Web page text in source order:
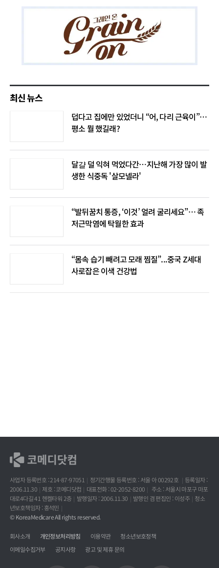
최신 뉴스
덥다고 집에만 있었더니 “어, 다리 근육이”…
평소 뭘 했길래?
달걀 덜 익혀 먹었다간…지난해 가장 많이 발
생한 식중독 '살모넬라'
“발뒤꿈치 통증, ‘이것’ 얼려 굴리세요”… 족
저근막염에 탁월한 효과
“몸속 습기 빼려고 모래 찜질”...중국 Z세대
사로잡은 이색 건강법
사업자 등록번호 : 214-87-97051 정기간행물 등록번호 : 서울 아 00292호
등록일자 :
2006.11.30
제호 : 코메디닷컴 대표전화 : 02-2052-8200
주소 : 서울시 마포구 마포
대로4다길 41 헨켈타워 2층
발행일자 : 2006.11.30 발행인 겸 편집인 : 이성주
청소
년보호책임자 : 홍석민
© KoreaMedicare All rights reserved.
회사소개 개인정보처리방침 이용약관
청소년보호정책
이메일수집거부
공지사항 광고 및 제휴 문의